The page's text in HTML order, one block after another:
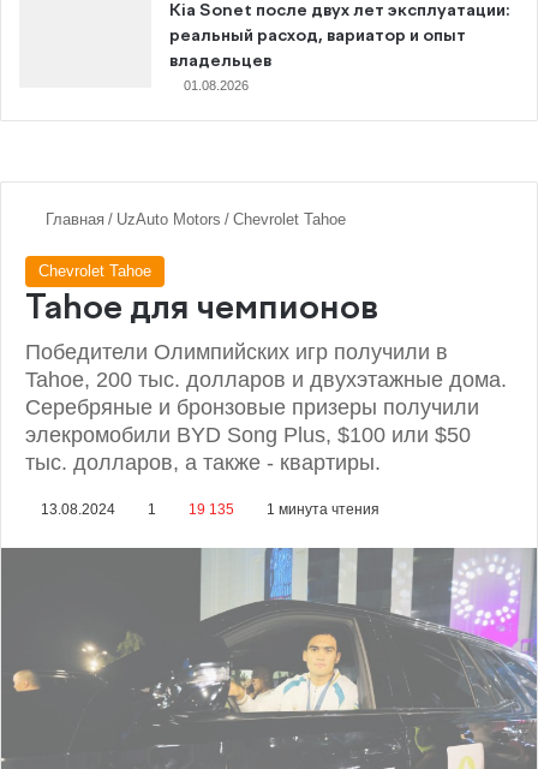
Kia Sonet после двух лет эксплуатации:
реальный расход, вариатор и опыт
владельцев
01.08.2026